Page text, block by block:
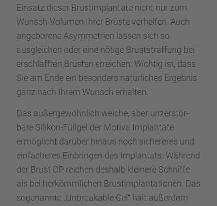
Einsatz dieser Brust­im­plan­tate nicht nur zum
Wunsch-Volumen Ihrer Brüste verhel­fen. Auch
angebo­rene Asymme­trien lassen sich so
ausglei­chen oder eine nötige Brust­straf­fung bei
erschlaff­ten Brüsten errei­chen. Wichtig ist, dass
Sie am Ende ein beson­ders natür­li­ches Ergeb­nis
ganz nach Ihrem Wunsch erhal­ten.
Das außer­ge­wöhn­lich weiche, aber unzer­stör­
bare Silikon-Füllgel der Motiva Implan­tate
ermög­licht darüber hinaus noch siche­re­res und
einfa­che­res Einbrin­gen des Implan­tats. Während
der Brust OP reichen deshalb kleinere Schnitte
als bei herkömm­li­chen Brust­im­plan­ta­tio­nen. Das
sogenannte „Unbre­aka­ble Gel“ hält außer­dem